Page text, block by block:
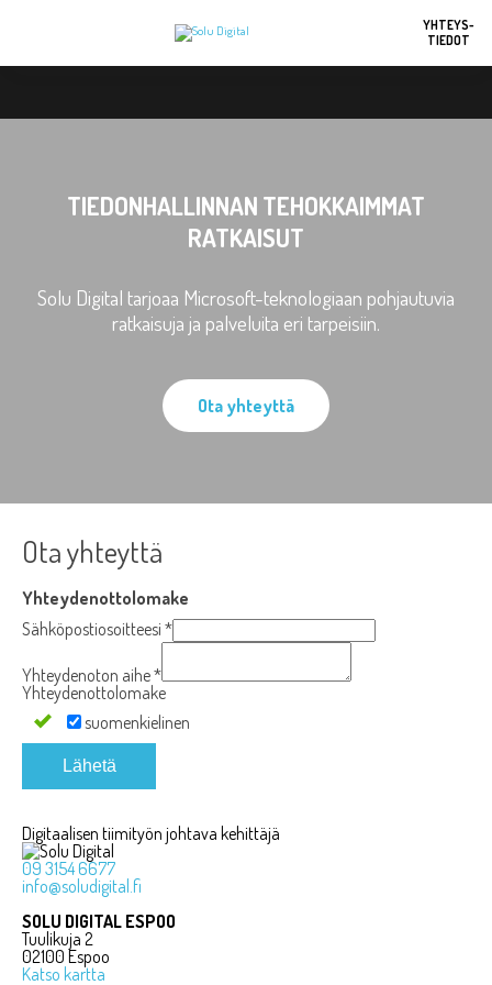
YHTEYS-
TIEDOT
TIEDONHALLINNAN TEHOKKAIMMAT
RATKAISUT
Solu Digital tarjoaa Microsoft-teknologiaan pohjautuvia
ratkaisuja ja palveluita eri tarpeisiin.
Ota yhteyttä
Ota yhteyttä
Yhteydenottolomake
Sähköpostiosoitteesi *
Yhteydenoton aihe*
Yhteydenottolomake
suomenkielinen
Lähetä
Digitaalisen tiimityön johtava kehittäjä
09 3154 6677
info@soludigital.fi
SOLU DIGITAL ESPOO
Tuulikuja 2
02100 Espoo
Katso kartta